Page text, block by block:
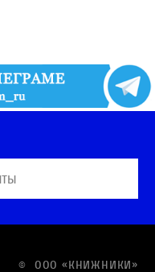
© OOO «КНИЖНИКИ»